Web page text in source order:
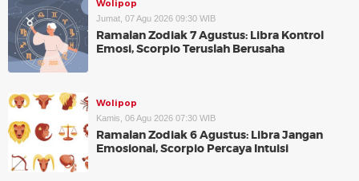
Wolipop
Jumat, 07 Agu 2026 09:30 WIB
Ramalan Zodiak 7 Agustus: Libra Kontrol
Emosi, Scorpio Teruslah Berusaha
Wolipop
Kamis, 06 Agu 2026 07:30 WIB
Ramalan Zodiak 6 Agustus: Libra Jangan
Emosional, Scorpio Percaya Intuisi